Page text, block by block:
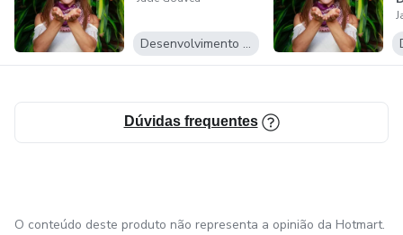
Desenvolvimento Pessoal
Dúvidas frequentes
O conteúdo deste produto não representa a opinião da Hotmart.